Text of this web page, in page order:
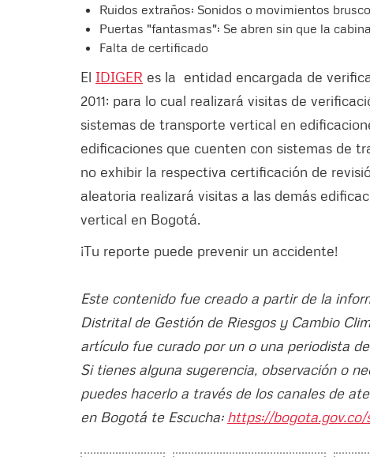
Ruidos extraños: Sonidos o movimientos
Puertas "fantasmas": Se abren sin que la
Falta de certificado
El IDIGER es la entidad encargada de
2011; para lo cual realizará visitas de
sistemas de transporte vertical en
edificaciones que cuenten con sistemas de
no exhibir la respectiva certificación de
aleatoria realizará visitas a las demás
vertical en Bogotá.
¡Tu reporte puede prevenir un accidente!
Este contenido fue creado a partir de la
Distrital de Gestión de Riesgos y Cambio
artículo fue curado por un o una periodista
Si tienes alguna sugerencia, observación o
puedes hacerlo a través de los canales de
en Bogotá te Escucha: https://bogota.gov.co/